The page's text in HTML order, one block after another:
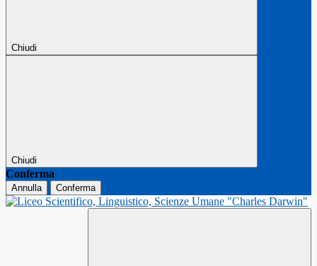
Chiudi
Chiudi
Conferma
Annulla Conferma